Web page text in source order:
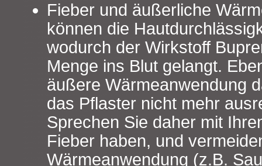
Fieber und äußerliche
können die
wodurch der Wirkstoff
Menge ins Blut gelangt.
äußere Wärmeanwendung
das Pflaster nicht mehr
Sprechen Sie daher mit
Fieber haben, und
Wärmeanwendung (z.B.